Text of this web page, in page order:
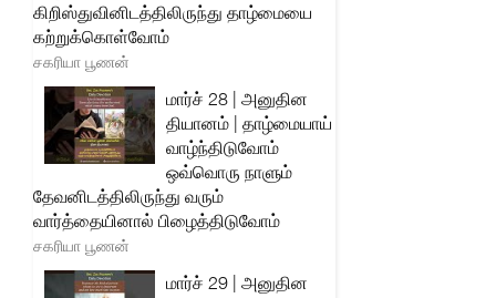
கிறிஸ்துவினிடத்திலிருந்து தாழ்மையை
கற்றுக்கொள்வோம்
சகரியா பூணன்
மார்ச் 28 | அனுதின
தியானம் | தாழ்மையாய்
வாழ்ந்திடுவோம்
ஒவ்வொரு நாளும்
தேவனிடத்திலிருந்து வரும்
வார்த்தையினால் பிழைத்திடுவோம்
சகரியா பூணன்
மார்ச் 29 | அனுதின